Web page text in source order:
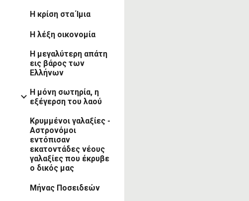
Η κρίση στα Ίμια
Η λέξη οικονομία
Η μεγαλύτερη απάτη
εις βάρος των
Ελλήνων
Η μόνη σωτηρία, η
εξέγερση του λαού
Κρυμμένοι γαλαξίες -
Αστρονόμοι
εντόπισαν
εκατοντάδες νέους
γαλαξίες που έκρυβε
ο δικός μας
Μήνας Ποσειδεών